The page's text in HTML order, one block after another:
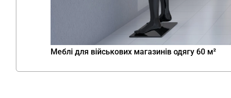
Меблі для військових магазинів одягу 60 м²